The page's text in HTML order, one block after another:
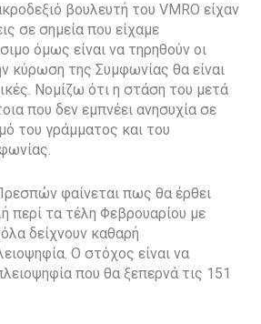
βουλευτή του VMRO είχαν
σε σημεία που είχαμε
όμως είναι να τηρηθούν οι
κύρωση της Συμφωνίας θα είναι
Νομίζω ότι η στάση του μετά
που δεν εμπνέει ανησυχία σε
του γράμματος και του
φαίνεται πως θα έρθει
περί τα τέλη Φεβρουαρίου με
δείχνουν καθαρή
Ο στόχος είναι να
που θα ξεπερνά τις 151